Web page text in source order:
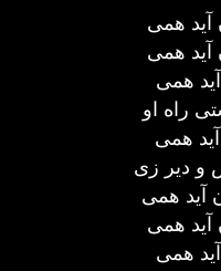
آید همی
آید همی
آید همی
راه او
آید همی
و دیر زی
آید همی
آید همی
آید همی